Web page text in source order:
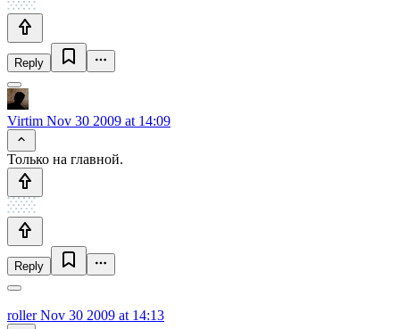
Reply
Virtim Nov 30 2009 at 14:09
Только на главной.
Reply
rollerNov 30 2009 at 14:13